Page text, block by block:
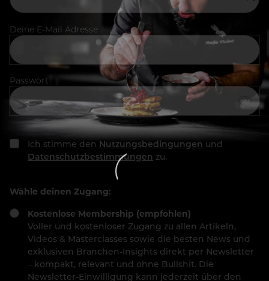
Deine E-Mail Adresse
Passwort
Ich stimme den Nutzungsbedingungen und
Datenschutzbestimmungen zu.
Wähle deinen Zugang:
Kostenlose Membership (empfohlen)
Voller und kostenloser Zugang zu allen Artikeln,
Videos & Masterclasses sowie die besten News und
exklusiven Branchen-Insights direkt per Newsletter
– kompakt, relevant und ohne Bullshit. Die
Newsletter-Einwilligung kann jederzeit über den